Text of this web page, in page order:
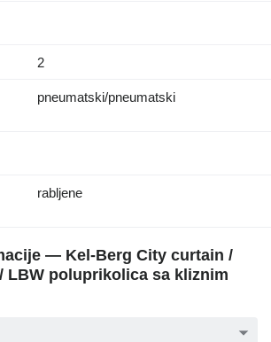
2
pneumatski/pneumatski
rabljene
— Kel-Berg City curtain /
LBW poluprikolica sa kliznim